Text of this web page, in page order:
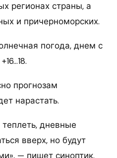
регионах страны, а
и причерноморских.
погода, днем с
прогнозам
нарастать.
дневные
вверх, но будут
— пишет синоптик.